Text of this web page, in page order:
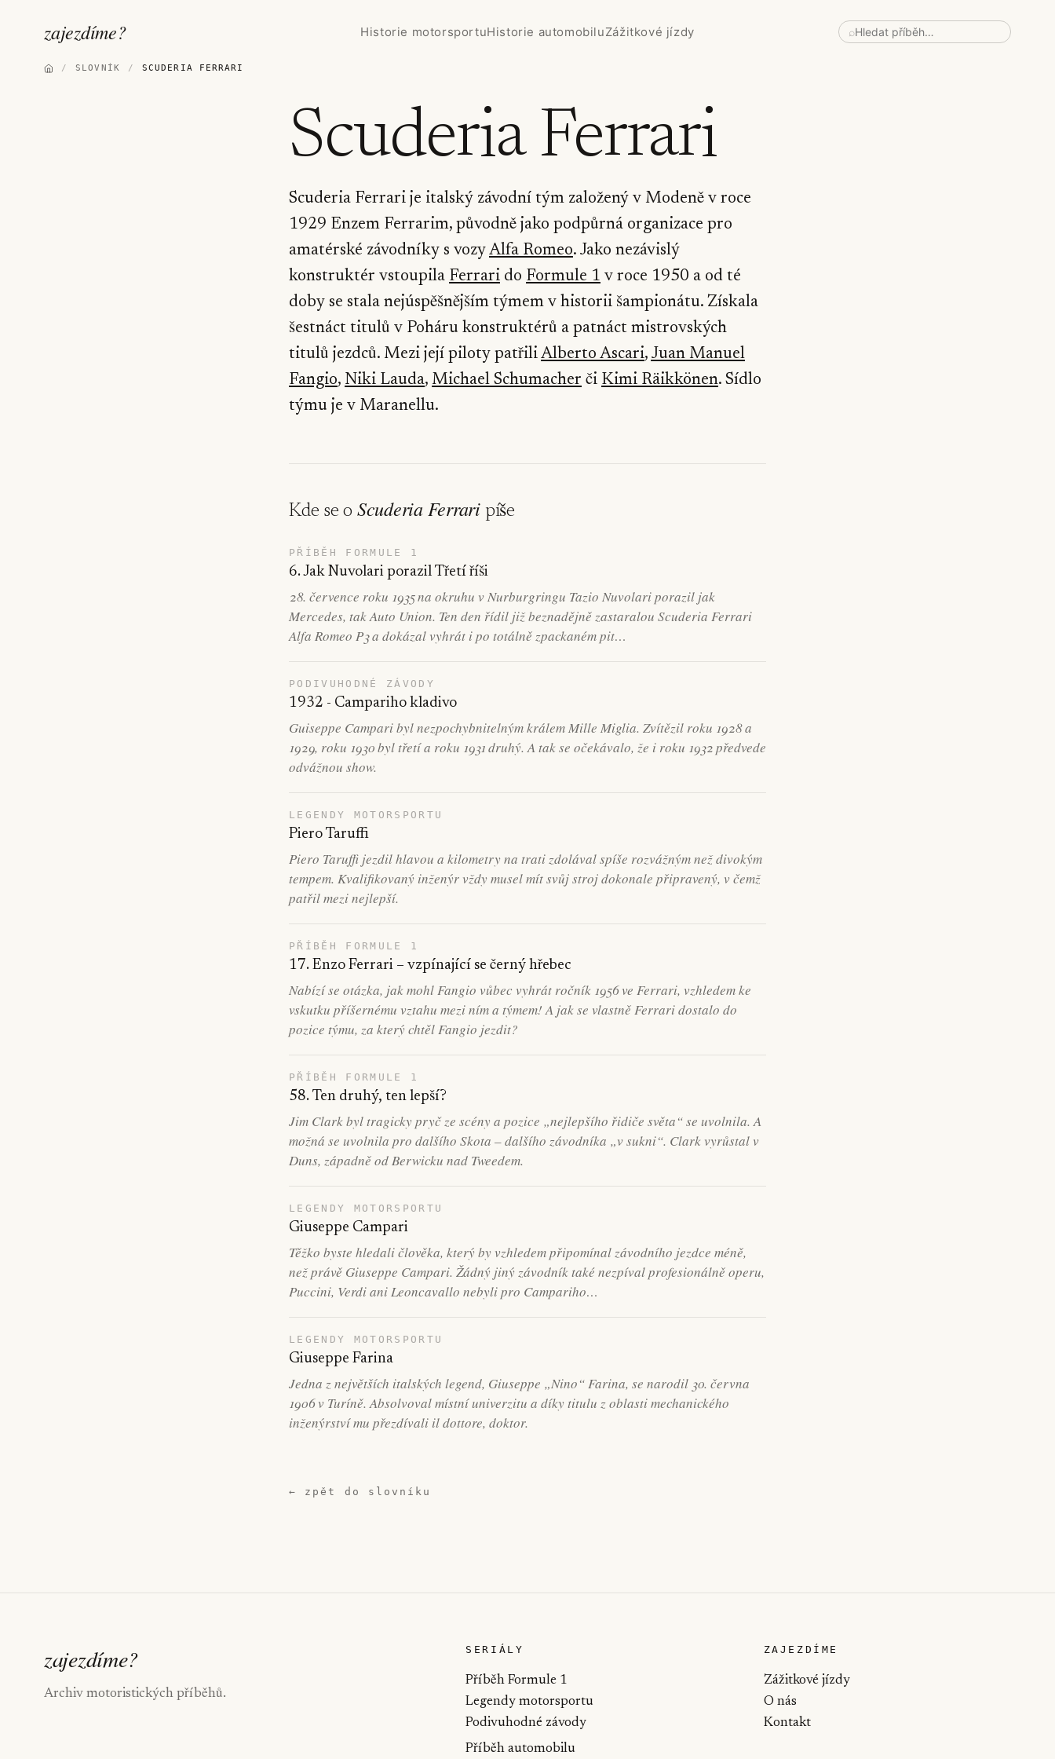
zajezdíme? Historie motorsportuHistorie automobiluZážitkové jízdy ⌕
/ SLOVNÍK / SCUDERIA FERRARI
Scuderia Ferrari
Scuderia Ferrari je italský závodní tým založený v Modeně v roce
1929 Enzem Ferrarim, původně jako podpůrná organizace pro
amatérské závodníky s vozyAlfa Romeo. Jako nezávislý
konstruktér vstoupila Ferrari do Formule 1 v roce 1950 a od té
doby se stala nejúspěšnějším týmem v historii šampionátu. Získala
šestnáct titulů v Poháru konstruktérů a patnáct mistrovských
titulů jezdců. Mezi její piloty patřiliAlberto Ascari, Juan Manuel
Fangio, Niki Lauda, Michael Schumacher či Kimi Räikkönen. Sídlo
týmu je v Maranellu.
Kde se o Scuderia Ferrari píše
PŘÍBĚH FORMULE 1
6. Jak Nuvolari porazil Třetí říši
28. července roku 1935 na okruhu v Nurburgringu Tazio Nuvolari porazil jak
Mercedes, tak Auto Union. Ten den řídil již beznadějně zastaralou Scuderia Ferrari
Alfa Romeo P3 a dokázal vyhrát i po totálně zpackaném pit…
PODIVUHODNÉ ZÁVODY
1932 - Campariho kladivo
Guiseppe Campari byl nezpochybnitelným králem Mille Miglia. Zvítězil roku 1928 a
1929, roku 1930 byl třetí a roku 1931 druhý. A tak se očekávalo, že i roku 1932 předvede
odvážnou show.
LEGENDY MOTORSPORTU
Piero Taruffi
Piero Taruffi jezdil hlavou a kilometry na trati zdolával spíše rozvážným než divokým
tempem. Kvalifikovaný inženýr vždy musel mít svůj stroj dokonale připravený, v čemž
patřil mezi nejlepší.
PŘÍBĚH FORMULE 1
17. Enzo Ferrari – vzpínající se černý hřebec
Nabízí se otázka, jak mohl Fangio vůbec vyhrát ročník 1956 ve Ferrari, vzhledem ke
vskutku příšernému vztahu mezi ním a týmem! A jak se vlastně Ferrari dostalo do
pozice týmu, za který chtěl Fangio jezdit?
PŘÍBĚH FORMULE 1
58. Ten druhý, ten lepší?
Jim Clark byl tragicky pryč ze scény a pozice „nejlepšího řidiče světa“ se uvolnila. A
možná se uvolnila pro dalšího Skota – dalšího závodníka „v sukni“. Clark vyrůstal v
Duns, západně od Berwicku nad Tweedem.
LEGENDY MOTORSPORTU
Giuseppe Campari
Těžko byste hledali člověka, který by vzhledem připomínal závodního jezdce méně,
než právě Giuseppe Campari. Žádný jiný závodník také nezpíval profesionálně operu,
Puccini, Verdi ani Leoncavallo nebyli pro Campariho…
LEGENDY MOTORSPORTU
Giuseppe Farina
Jedna z největších italských legend, Giuseppe „Nino“ Farina, se narodil 30. června
1906 v Turíně. Absolvoval místní univerzitu a díky titulu z oblasti mechanického
inženýrství mu přezdívali il dottore, doktor.
← zpět do slovníku
zajezdíme?
Archiv motoristických příběhů.
SERIÁLY
Příběh Formule 1
Legendy motorsportu
Podivuhodné závody
Příběh automobilu
ZAJEZDÍME
Zážitkové jízdy
O nás
Kontakt